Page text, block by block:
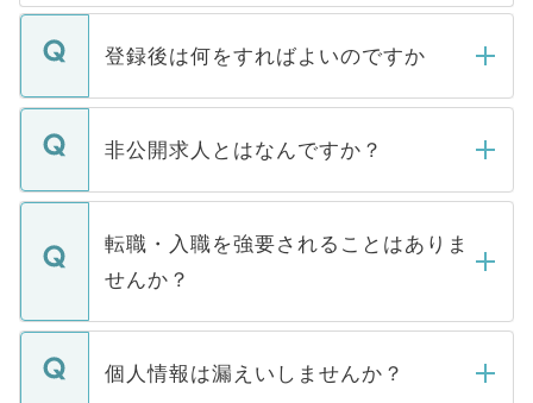
登録後は何をすればよいのですか
ご登録いただきましたら、弊社担当者がご
登録内容を確認し、その後メールもしくは
ます。通常、5営業日以内にはご連絡をせて
いただきますので、しばらくお待ちくださ
非公開求人とはなんですか？
マイナビDOCTORで取り扱っている求人の
うち約3割は、Webサイトからご覧いただ
けない「非公開求人」です。非公開求人は
下記の理由によって、一般には公開してい
ません。
■応募殺到を避けるため 人気のある医療機
転職・入職を強要されることはありま
せんか？
転職・入職を強要することは一切ありませ
ん。また、仮に応募先から内定をいただい
個人情報は漏えいしませんか？